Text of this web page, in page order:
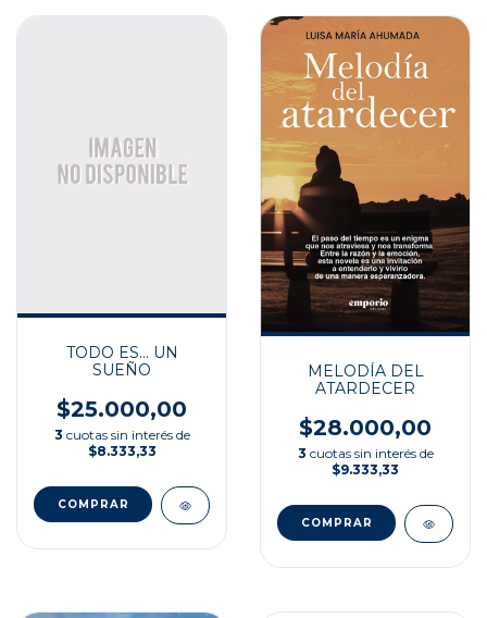
TODO ES... UN
SUEÑO
$25.000,00
3 cuotas sin interés de
$8.333,33
MELODÍA DEL
ATARDECER
$28.000,00
3 cuotas sin interés de
$9.333,33